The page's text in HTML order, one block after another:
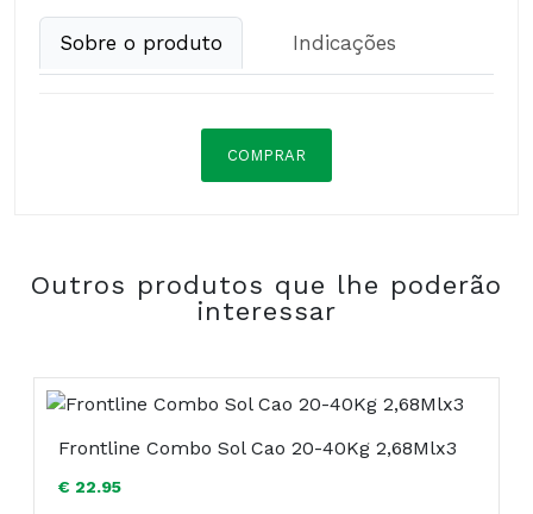
Sobre o produto Indicações
COMPRAR
COMPRAR
Outros produtos que lhe poderão
interessar
Frontline Combo Sol Cao 20-40Kg 2,68Mlx3
€ 22.95